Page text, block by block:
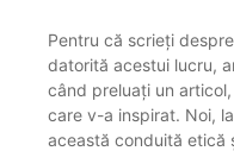
Pentru că scrieți
datorită acestui lucru,
când preluați un
care v-a inspirat. Noi,
această conduită etică